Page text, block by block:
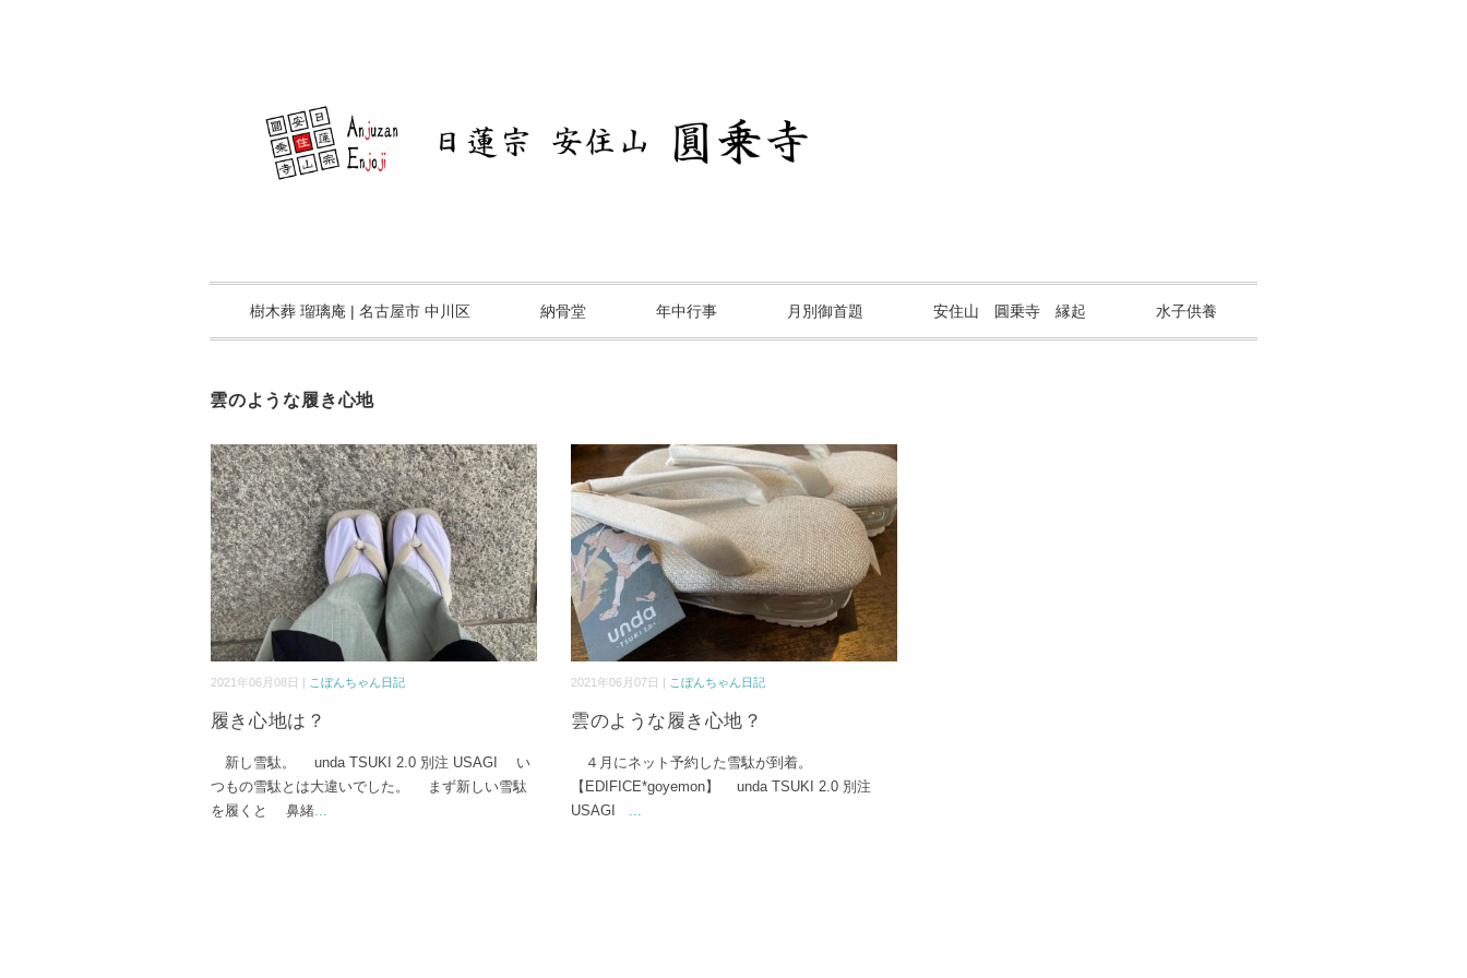
樹木葬 瑠璃庵 | 名古屋市 中川区 納骨堂 年中行事 月別御首題 安住山 圓乗寺 縁起 水子供養
雲のような履き心地
2021年06月08日 | こぼんちゃん日記
履き心地は？
新し雪駄。 unda TSUKI 2.0 別注 USAGI い
つもの雪駄とは大違いでした。 まず新しい雪駄
を履くと 鼻緒...
2021年06月07日 | こぼんちゃん日記
雲のような履き心地？
４月にネット予約した雪駄が到着。
【EDIFICE*goyemon】 unda TSUKI 2.0 別注
USAGI